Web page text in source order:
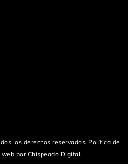
los derechos reservados. Política de
web porChispeado Digital.